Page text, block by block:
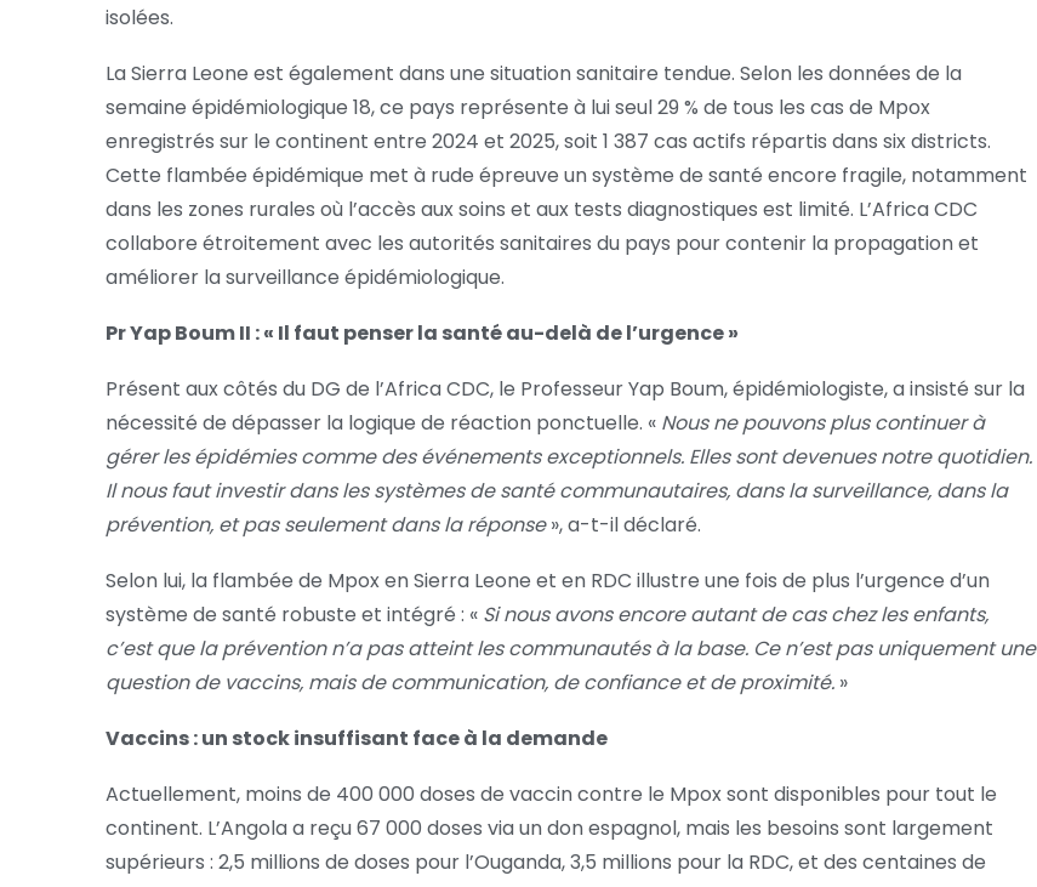
isolées.
La Sierra Leone est également dans une situation sanitaire tendue. Selon les données de la
semaine épidémiologique 18, ce pays représente à lui seul 29 % de tous les cas de Mpox
enregistrés sur le continent entre 2024 et 2025, soit 1 387 cas actifs répartis dans six districts.
Cette flambée épidémique met à rude épreuve un système de santé encore fragile, notamment
dans les zones rurales où l’accès aux soins et aux tests diagnostiques est limité. L’Africa CDC
collabore étroitement avec les autorités sanitaires du pays pour contenir la propagation et
améliorer la surveillance épidémiologique.
Pr Yap Boum II : « Il faut penser la santé au-delà de l’urgence »
Présent aux côtés du DG de l’Africa CDC, le Professeur Yap Boum, épidémiologiste, a insisté sur la
nécessité de dépasser la logique de réaction ponctuelle. « Nous ne pouvons plus continuer à
gérer les épidémies comme des événements exceptionnels. Elles sont devenues notre quotidien.
Il nous faut investir dans les systèmes de santé communautaires, dans la surveillance, dans la
prévention, et pas seulement dans la réponse», a-t-il déclaré.
Selon lui, la flambée de Mpox en Sierra Leone et en RDC illustre une fois de plus l’urgence d’un
système de santé robuste et intégré : « Si nous avons encore autant de cas chez les enfants,
c’est que la prévention n’a pas atteint les communautés à la base. Ce n’est pas uniquement une
question de vaccins, mais de communication, de confiance et de proximité. »
Vaccins : un stock insuffisant face à la demande
Actuellement, moins de 400 000 doses de vaccin contre le Mpox sont disponibles pour tout le
continent. L’Angola a reçu 67 000 doses via un don espagnol, mais les besoins sont largement
supérieurs : 2,5 millions de doses pour l’Ouganda, 3,5 millions pour la RDC, et des centaines de